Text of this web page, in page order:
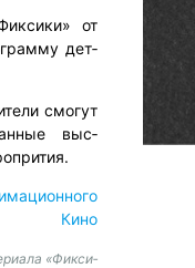
от
дет­
смо­гут
выс­
Кино
«Фик­си­